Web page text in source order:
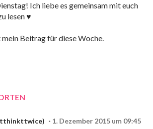
Ich liebe es gemeinsam mit euch
lesen ♥
mein Beitrag für diese Woche.
1. Dezember 2015 um 09:45